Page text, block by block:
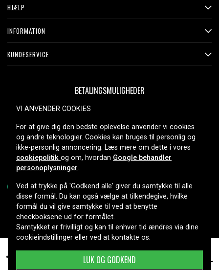
Asus VivoBook F200MA-BING-KX376B, 11.25V,
249 kr.
HJÆLP
INFORMATION
KUNDESERVICE
BETALINGSMULIGHEDER
LEVERINGSMULIGHEDER
Copyright © 2026, Spares Nordic AB
VI ANVENDER COOKIES
For at give dig den bedste oplevelse anvender vi cookies
og andre teknologier. Cookies kan bruges til personlig og
ikke-personlig annoncering. Læs mere om dette i vores
cookiepolitik og om, hvordan Google behandler
personoplysninger.
Ved at trykke på 'Godkend alle' giver du samtykke til alle
disse formål. Du kan også vælge at tilkendegive, hvilke
formål du vil give samtykke til ved at benytte
checkboksene ud for formålet.
Samtykket er frivilligt og kan til enhver tid ændres via dine
cookieindstillinger eller ved at kontakte os.
LUK OG GODKEND